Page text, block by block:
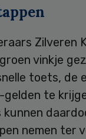
Zilveren
vinkje
toets, de
gelden te
kunnen
nemen ter